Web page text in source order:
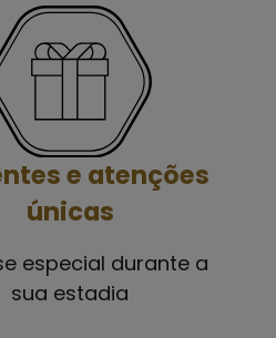
e atenções
únicas
especial durante a
sua estadia